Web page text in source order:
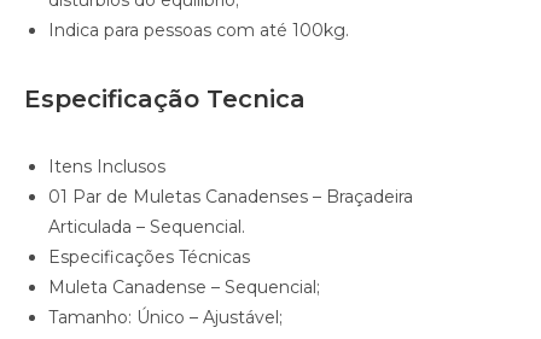
Indica para pessoas com até 100kg.
Especificação Tecnica
Itens Inclusos
01 Par de Muletas Canadenses – Braçadeira
Articulada – Sequencial.
Especificações Técnicas
Muleta Canadense – Sequencial;
Tamanho: Único – Ajustável;